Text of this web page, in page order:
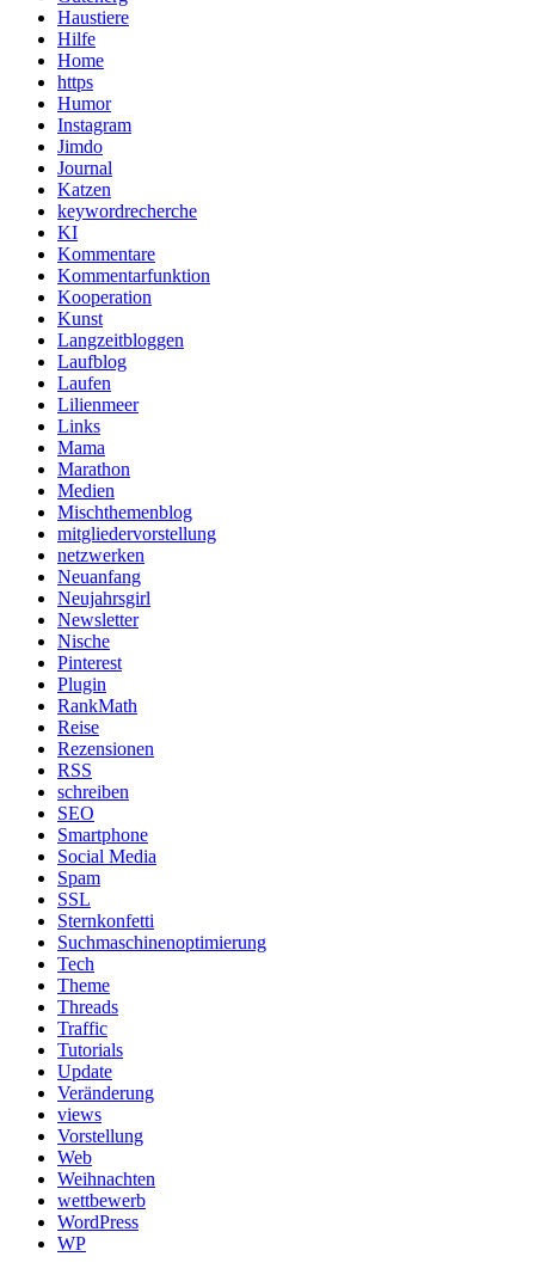
Haustiere
Hilfe
Home
https
Humor
Instagram
Jimdo
Journal
Katzen
keywordrecherche
KI
Kommentare
Kommentarfunktion
Kooperation
Kunst
Langzeitbloggen
Laufblog
Laufen
Lilienmeer
Links
Mama
Marathon
Medien
Mischthemenblog
mitgliedervorstellung
netzwerken
Neuanfang
Neujahrsgirl
Newsletter
Nische
Pinterest
Plugin
RankMath
Reise
Rezensionen
RSS
schreiben
SEO
Smartphone
Social Media
Spam
SSL
Sternkonfetti
Suchmaschinenoptimierung
Tech
Theme
Threads
Traffic
Tutorials
Update
Veränderung
views
Vorstellung
Web
Weihnachten
wettbewerb
WordPress
WP